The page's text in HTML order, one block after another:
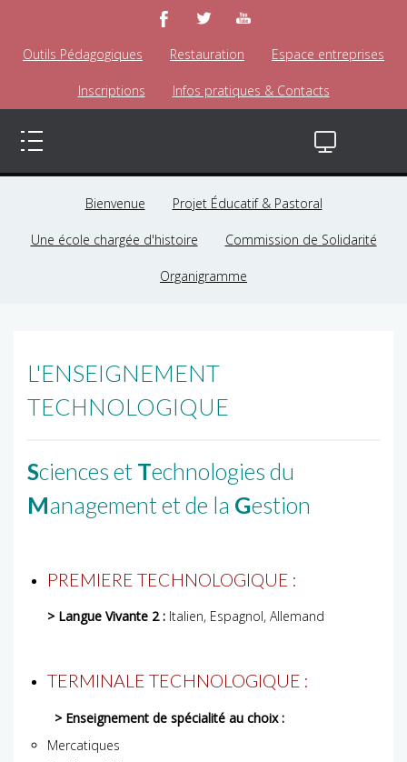
Outils Pédagogiques Restauration Espace entreprises
Inscriptions Infos pratiques & Contacts
Bienvenue Projet Éducatif & Pastoral
Une école chargée d'histoire Commission de Solidarité
Organigramme
L'ENSEIGNEMENT
TECHNOLOGIQUE
Sciences et Technologies du
Management et de la Gestion
PREMIERE TECHNOLOGIQUE :
> Langue Vivante 2 : Italien, Espagnol, Allemand
TERMINALE TECHNOLOGIQUE :
> Enseignement de spécialité au choix :
Mercatiques